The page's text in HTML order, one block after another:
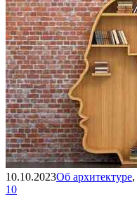
10.10.2023Об архитектуре,
10